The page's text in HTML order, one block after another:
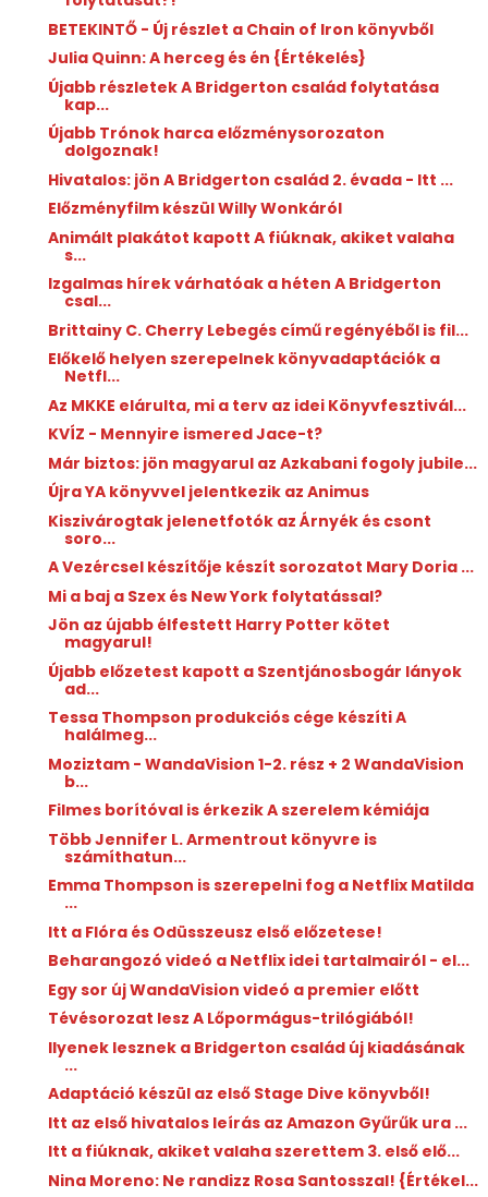
BETEKINTŐ - Új részlet a Chain of Iron könyvből
Julia Quinn: A ​herceg és én {Értékelés}
Újabb részletek A Bridgerton család folytatása
kap...
Újabb Trónok harca előzménysorozaton
dolgoznak!
Hivatalos: jön A Bridgerton család 2. évada - Itt ...
Előzményfilm készül Willy Wonkáról
Animált plakátot kapott A fiúknak, akiket valaha
s...
Izgalmas hírek várhatóak a héten A Bridgerton
csal...
Brittainy C. Cherry Lebegés című regényéből is fil...
Előkelő helyen szerepelnek könyvadaptációk a
Netfl...
Az MKKE elárulta, mi a terv az idei Könyvfesztivál...
KVÍZ - Mennyire ismered Jace-t?
Már biztos: jön magyarul az Azkabani fogoly jubile...
Újra YA könyvvel jelentkezik az Animus
Kiszivárogtak jelenetfotók az Árnyék és csont
soro...
A Vezércsel készítője készít sorozatot Mary Doria ...
Mi a baj a Szex és New York folytatással?
Jön az újabb élfestett Harry Potter kötet
magyarul!
Újabb előzetest kapott a Szentjánosbogár lányok
ad...
Tessa Thompson produkciós cége készíti A ​
halálmeg...
Moziztam - WandaVision 1-2. rész + 2 WandaVision
b...
Filmes borítóval is érkezik A szerelem kémiája
Több Jennifer L. Armentrout könyvre is
számíthatun...
Emma Thompson is szerepelni fog a Netflix Matilda
...
Itt a Flóra ​és Odüsszeusz első előzetese!
Beharangozó videó a Netflix idei tartalmairól - el...
Egy sor új WandaVision videó a premier előtt
Tévésorozat lesz A Lőpormágus-trilógiából!
Ilyenek lesznek a Bridgerton család új kiadásának
...
Adaptáció készül az első Stage Dive könyvből!
Itt az első hivatalos leírás az Amazon Gyűrűk ura ...
Itt a fiúknak, akiket valaha szerettem 3. első elő...
Nina Moreno: Ne ​randizz Rosa Santosszal! {Értékel...